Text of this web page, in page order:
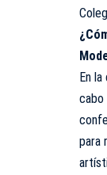
En
cabo
para